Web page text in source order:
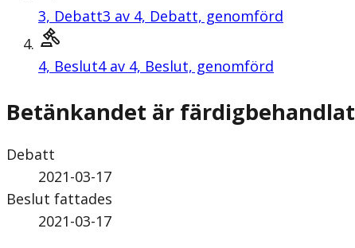
3, Debatt3 av 4, Debatt, genomförd
4, Beslut4 av 4, Beslut, genomförd
Betänkandet är färdigbehandlat
Debatt
2021-03-17
Beslut fattades
2021-03-17